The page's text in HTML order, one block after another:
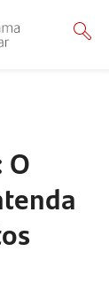
O